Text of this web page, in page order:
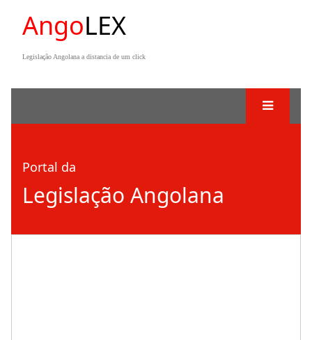
AngoLEX
Legislação Angolana a distancia de um click
Portal da
Legislação Angolana